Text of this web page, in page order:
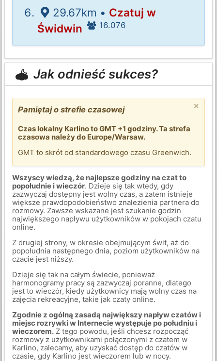
29.67km • Czatuj w
Świdwin
16.076
Jak odnieść sukces?
×
Pamiętaj o strefie czasowej
Czas lokalny Karlino to GMT +1 godziny. Ta strefa
czasowa należy do Europe/Warsaw.
GMT to skrót od standardowego czasu Greenwich.
Wszyscy wiedzą, że najlepsze godziny na czat to
popołudnie i wieczór. Dzieje się tak wtedy, gdy
zazwyczaj dostępny jest wolny czas, a zatem istnieje
większe prawdopodobieństwo znalezienia partnera do
rozmowy. Zawsze wskazane jest szukanie godzin
największego napływu użytkowników w pokojach czatu
online.
Z drugiej strony, w okresie obejmującym świt, aż do
popołudnia następnego dnia, poziom użytkowników na
czacie jest niższy.
Dzieje się tak na całym świecie, ponieważ
harmonogramy pracy są zazwyczaj poranne, dlatego
jest to wieczór, kiedy użytkownicy mają wolny czas na
zajęcia rekreacyjne, takie jak czaty online.
Zgodnie z ogólną zasadą największy napływ czatów i
miejsc rozrywki w Internecie występuje po południu i
wieczorem.Z tego powodu, jeśli chcesz rozpocząć
rozmowy z użytkownikami połączonymi z czatem w
Karlino, zalecamy, aby uzyskać dostęp do czatów w
czasie, gdy Karlino jest wieczorem lub w nocy.